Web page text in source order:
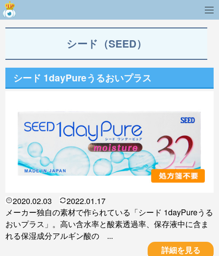
シード（SEED）
シード 1dayPureうるおいプラス
2020.02.03
2022.01.17
メーカー独自の素材で作られている「シード 1dayPureうる
おいプラス」。高い含水率と酸素透過率、保存液中に含ま
れる保湿成分アルギン酸の ...
詳細を見る